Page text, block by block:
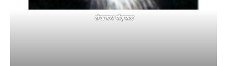
लेखनाथ पौड्याल